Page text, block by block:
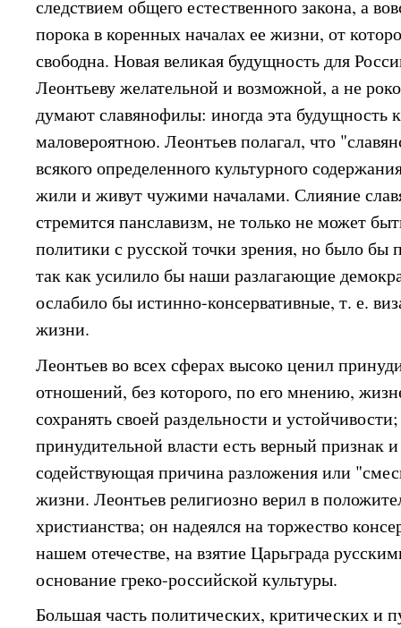
следствием общего естественного закона, а
порока в коренных началах ее жизни, от
свободна. Новая великая будущность для
Леонтьеву желательной и возможной, а не
думают славянофилы: иногда эта будущность
маловероятною. Леонтьев полагал, что
всякого определенного культурного
жили и живут чужими началами. Слияние
стремится панславизм, не только не может
политики с русской точки зрения, но было бы
так как усилило бы наши разлагающие
ослабило бы истинно-консервативные, т. е.
жизни.
Леонтьев во всех сферах высоко ценил
отношений, без которого, по его мнению,
сохранять своей раздельности и
принудительной власти есть верный признак
содействующая причина разложения или
жизни. Леонтьев религиозно верил в
христианства; он надеялся на торжество
нашем отечестве, на взятие Царьграда
основание греко-российской культуры.
Большая часть политических, критических и